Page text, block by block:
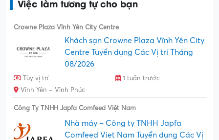
Việc làm tương tự cho bạn
Crowne Plaza Vĩnh Yên City Centre
Khách sạn Crowne Plaza Vĩnh Yên City
Centre Tuyển dụng Các Vị trí Tháng
08/2026
Tùy vị trí
1 tuần trước
Vĩnh Yên – Vĩnh Phúc
Công Ty TNHH Japfa Comfeed Việt Nam
Nhà máy – Công ty TNHH Japfa
Comfeed Viet Nam Tuyển dụng Các Vị